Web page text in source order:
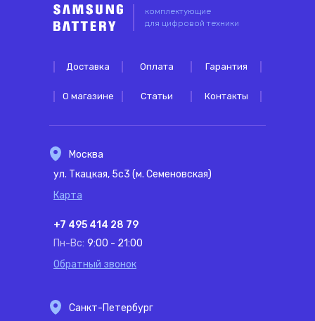
комплектующие
для цифровой техники
Доставка Оплата Гарантия
О магазине Статьи Контакты
Москва
ул. Ткацкая, 5с3 (м. Семеновская)
Карта
+7 495 414 28 79
Пн-Вс: 9:00 - 21:00
Обратный звонок
Санкт-Петербург